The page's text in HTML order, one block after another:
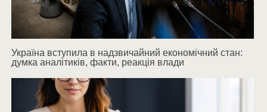
Україна вступила в надзвичайний економічний стан:
думка аналітиків, факти, реакція влади